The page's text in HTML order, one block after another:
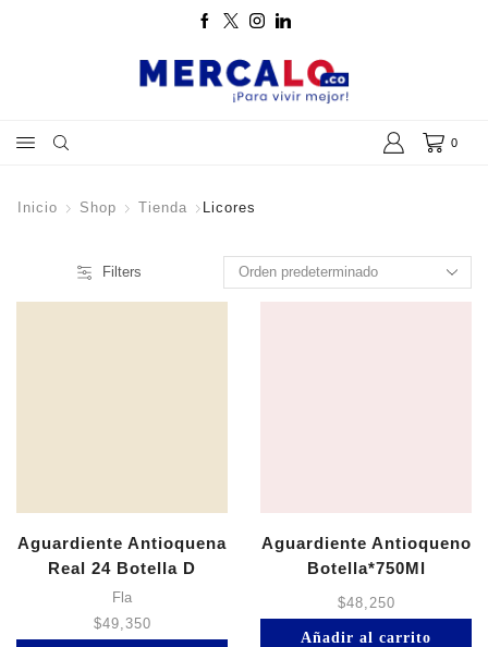
0
Inicio Shop Tienda Licores
Filters
Aguardiente Antioquena
Real 24 Botella D
Fla
$49,350
Aguardiente Antioqueno
Botella*750Ml
$48,250
Añadir al carrito